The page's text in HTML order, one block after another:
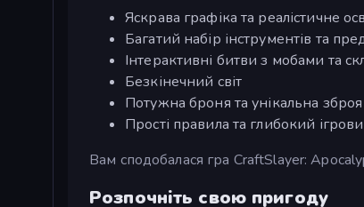
Яскрава графіка та реалістичне
Багатий набір інструментів та
Інтерактивні битви з мобами та
Безкінечний світ
Потужна броня та унікальна зброя
Прості правила та глибокий
Вам сподобалася гра CraftSlayer:
Розпочніть свою пригоду